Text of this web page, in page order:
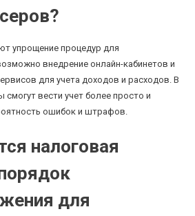
упрощение процедур для
внедрение онлайн-кабинетов и
для учета доходов и расходов. В
смогут вести учет более просто и
ошибок и штрафов.
налоговая
для